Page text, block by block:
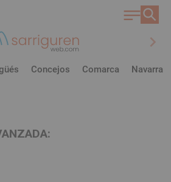
chevron_right
Concejos Comarca Navarra